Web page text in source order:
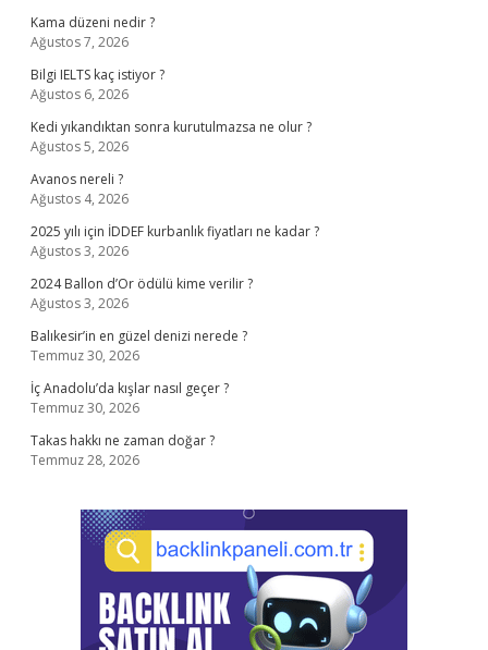
Kama düzeni nedir ?
Ağustos 7, 2026
Bilgi IELTS kaç istiyor ?
Ağustos 6, 2026
Kedi yıkandıktan sonra kurutulmazsa ne olur ?
Ağustos 5, 2026
Avanos nereli ?
Ağustos 4, 2026
2025 yılı için İDDEF kurbanlık fiyatları ne kadar ?
Ağustos 3, 2026
2024 Ballon d’Or ödülü kime verilir ?
Ağustos 3, 2026
Balıkesir’in en güzel denizi nerede ?
Temmuz 30, 2026
İç Anadolu’da kışlar nasıl geçer ?
Temmuz 30, 2026
Takas hakkı ne zaman doğar ?
Temmuz 28, 2026